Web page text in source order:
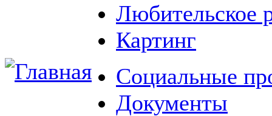
Любительское
Картинг
Социальные
Документы